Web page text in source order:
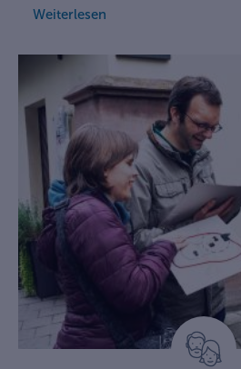
Weiterlesen